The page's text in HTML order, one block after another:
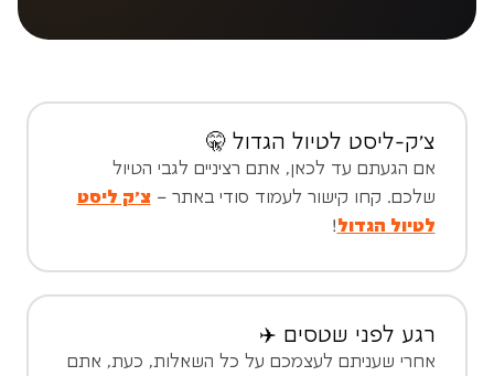
צ'ק-ליסט לטיול הגדול 🤫
אם הגעתם עד לכאן, אתם רציניים לגבי הטיול
שלכם. קחו קישור לעמוד סודי באתר –צ׳ק ליסט
לטיול הגדול!
רגע לפני שטסים ✈️
אחרי שעניתם לעצמכם על כל השאלות, כעת, אתם